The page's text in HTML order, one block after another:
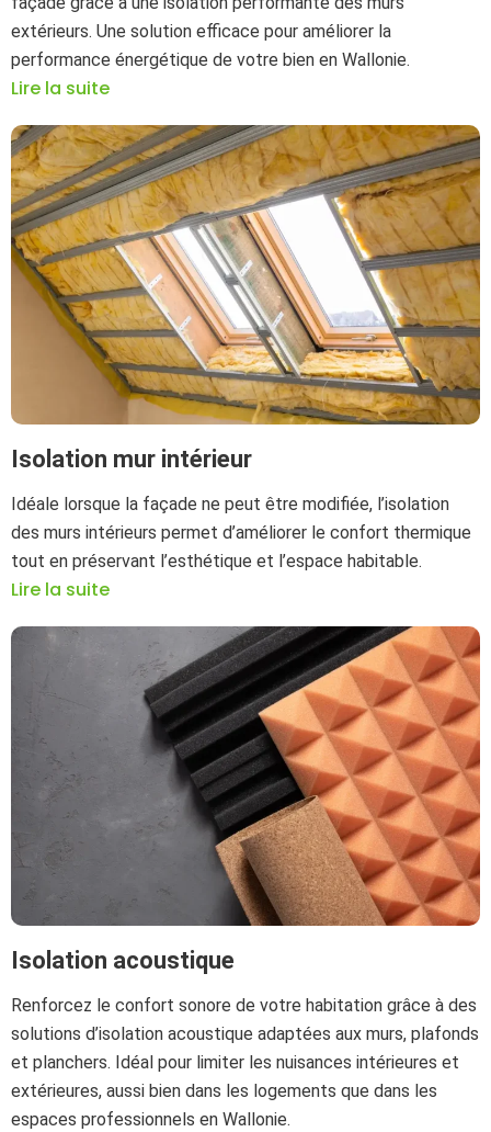
extérieurs. Une solution efficace pour améliorer la
performance énergétique de votre bien en Wallonie.
Lire la suite
Isolation mur intérieur
Idéale lorsque la façade ne peut être modifiée, l’isolation
des murs intérieurs permet d’améliorer le confort thermique
tout en préservant l’esthétique et l’espace habitable.
Lire la suite
Isolation acoustique
Renforcez le confort sonore de votre habitation grâce à des
solutions d’isolation acoustique adaptées aux murs, plafonds
et planchers. Idéal pour limiter les nuisances intérieures et
extérieures, aussi bien dans les logements que dans les
espaces professionnels en Wallonie.